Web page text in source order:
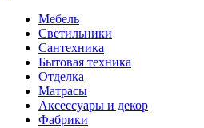
Мебель
Светильники
Сантехника
Бытовая техника
Отделка
Матрасы
Аксессуары и декор
Фабрики